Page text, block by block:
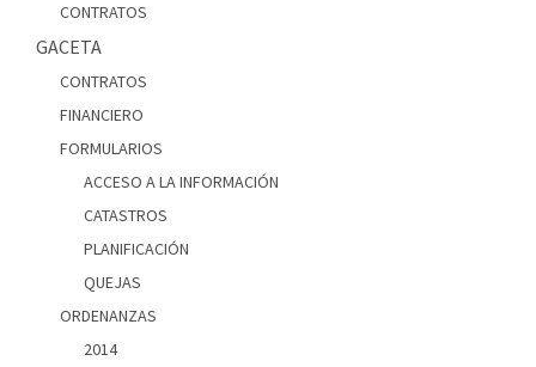
CONTRATOS
GACETA
CONTRATOS
FINANCIERO
FORMULARIOS
ACCESO A LA INFORMACIÓN
CATASTROS
PLANIFICACIÓN
QUEJAS
ORDENANZAS
2014